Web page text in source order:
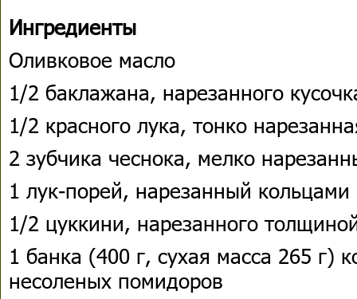
Ингредиенты
Оливковое масло
1/2 баклажана, нарезанного
1/2 красного лука, тонко
2 зубчика чеснока, мелко
1 лук-порей, нарезанный кольцами
1/2 цуккини, нарезанного
1 банка (400 г, сухая масса 265 г)
несоленых помидоров